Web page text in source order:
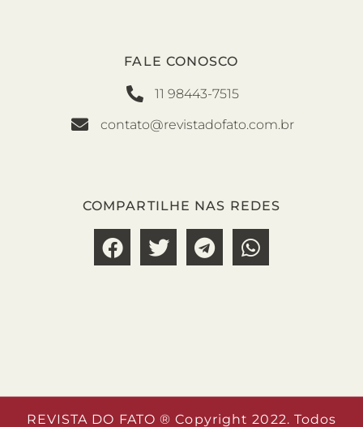
FALE CONOSCO
11 98443-7515
contato@revistadofato.com.br
COMPARTILHE NAS REDES
REVISTA DO FATO ® Copyright 2022. Todos